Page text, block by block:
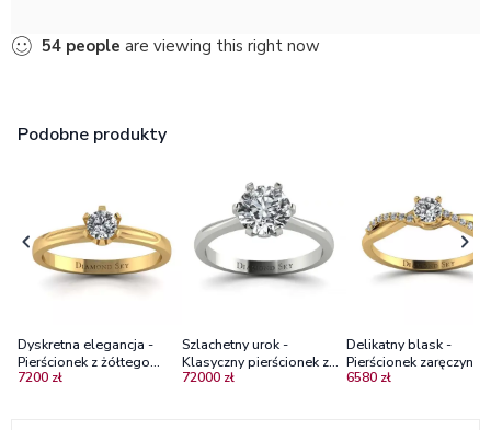
54 people are viewing this right now
Podobne produkty
Dyskretna elegancja -
Pierścionek z żółtego
złota próby 585 z
7200 zł
Szlachetny urok -
Klasyczny pierścionek z
białego złota z
72000 zł
Delikatny blask -
Pierścionek
żółtego złota z
6580 zł